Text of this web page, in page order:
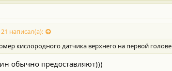
написал(а):
кислородного датчика верхнего на первой голове
обычно предоставляют)))